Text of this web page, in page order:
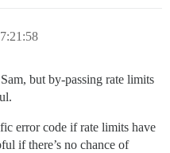
but by-passing rate limits
error code if rate limits have
if there’s no chance of